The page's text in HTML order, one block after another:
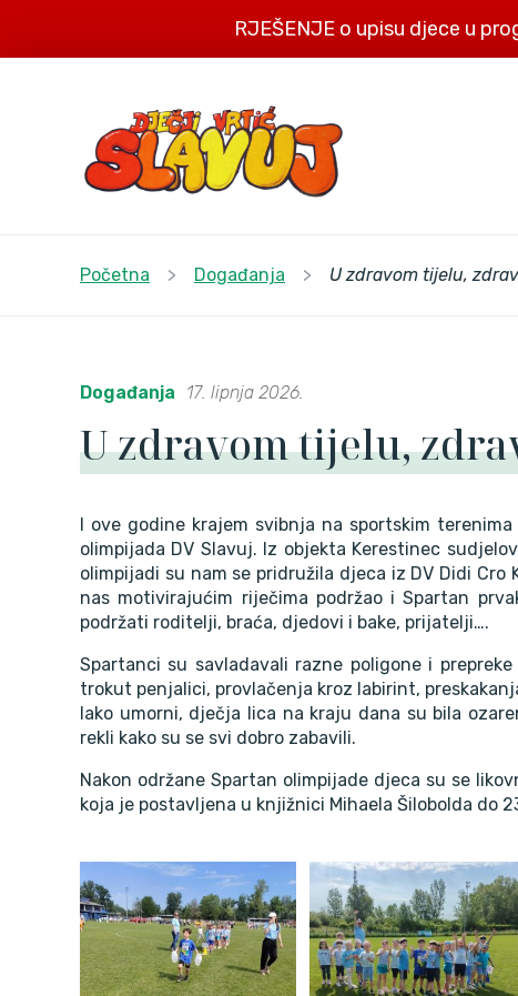
RJEŠENJE o upisu djece u
Početna > Događanja > U zdravom tijelu,
Događanja 17. lipnja 2026.
U zdravom tijelu,
I ove godine krajem svibnja na sportskim
olimpijada DV Slavuj. Iz objekta Kerestinec
olimpijadi su nam se pridružila djeca iz DV Didi
nas motivirajućim riječima podržao i Spartan
podržati roditelji, braća, djedovi i bake, prijatelji….
Spartanci su savladavali razne poligone i
trokut penjalici, provlačenja kroz labirint,
Iako umorni, dječja lica na kraju dana su bila
rekli kako su se svi dobro zabavili.
Nakon održane Spartan olimpijade djeca su se
koja je postavljena u knjižnici Mihaela Šilobolda do